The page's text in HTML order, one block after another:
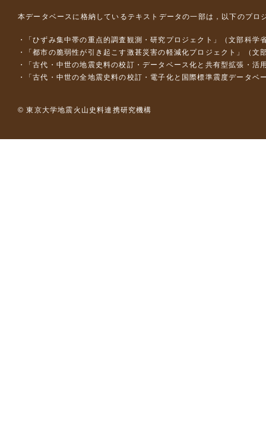
本データベースに格納しているテキストデータの一部は，以下のプロ
「ひずみ集中帯の重点的調査観測・研究プロジェクト」（文部科
「都市の脆弱性が引き起こす激甚災害の軽減化プロジェクト」（
「古代・中世の地震史料の校訂・データベース化と共有型拡張・
「古代・中世の全地震史料の校訂・電子化と国際標準震度データ
© 東京大学地震火山史料連携研究機構